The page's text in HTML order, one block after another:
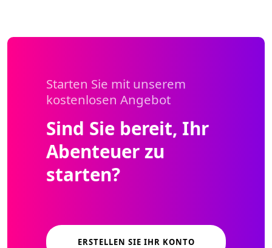
Starten Sie mit unserem
kostenlosen Angebot
Sind Sie bereit, Ihr
Abenteuer zu
starten?
ERSTELLEN SIE IHR KONTO